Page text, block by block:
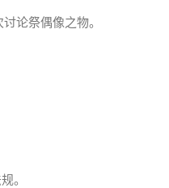
论祭偶像之物。
。